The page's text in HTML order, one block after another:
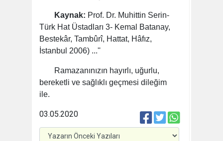
Kaynak: Prof. Dr. Muhittin Serin-
Türk Hat Üstadları 3- Kemal Batanay,
Bestekâr, Tambûrî, Hattat, Hâfız,
İstanbul 2006) ...''
Ramazanınızın hayırlı, uğurlu,
bereketli ve sağlıklı geçmesi dileğim
ile.
03.05.2020